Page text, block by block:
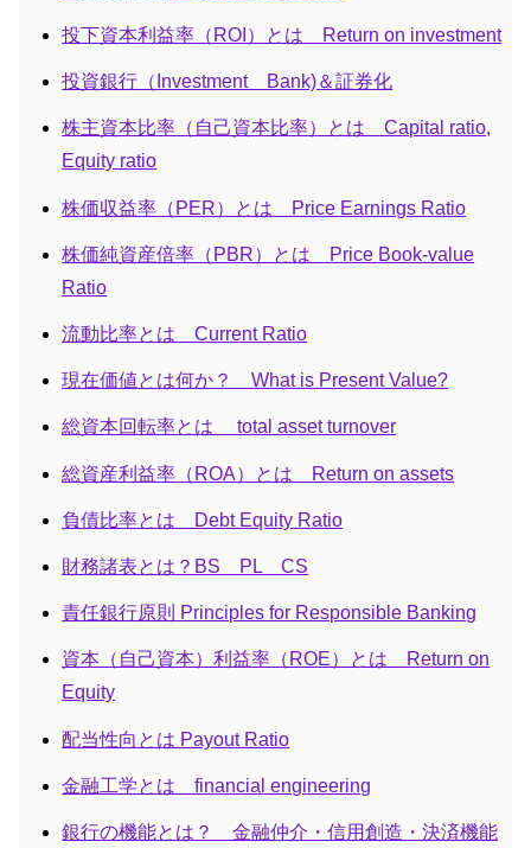
投下資本利益率（ROI）とは Return on investment
投資銀行（Investment Bank)＆証券化
株主資本比率（自己資本比率）とは Capital ratio,
Equity ratio
株価収益率（PER）とは Price Earnings Ratio
株価純資産倍率（PBR）とは Price Book-value
Ratio
流動比率とは Current Ratio
現在価値とは何か？ What is Present Value?
総資本回転率とは total asset turnover
総資産利益率（ROA）とは Return on assets
負債比率とは Debt Equity Ratio
財務諸表とは？BS PL CS
責任銀行原則 Principles for Responsible Banking
資本（自己資本）利益率（ROE）とは Return on
Equity
配当性向とは Payout Ratio
金融工学とは financial engineering
銀行の機能とは？ 金融仲介・信用創造・決済機能